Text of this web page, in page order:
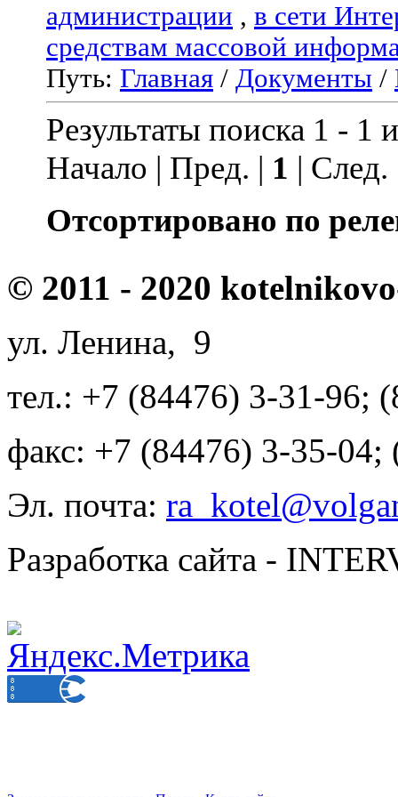
администрации , в сети
средствам массовой
Путь: Главная / Документы /
Результаты поиска 1 - 1
Начало | Пред. | 1 |
Отсортировано по
© 2011 - 2020
ул. Ленина, 9
тел.: +7 (84476) 3-31-96;
факс: +7 (84476) 3-35-04;
Эл. почта:
Разработка сайта -